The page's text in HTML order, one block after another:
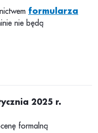
formularza
nie będą
2025 r.
formalną